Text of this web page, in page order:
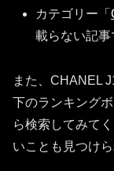
カテゴリー「
載らない記事
また、CHANEL
下のランキング
ら検索してみて
いことも見つけ